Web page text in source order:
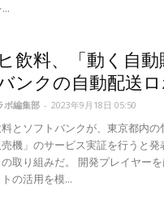
飲料、「動く自
ンクの自動配送
ボ編集部 - 2023年9月18日 05:50
とソフトバンクが、東京都内
売機」のサービス実証を行うと
の取り組みだ。 開発プレイヤー
の活用を模...